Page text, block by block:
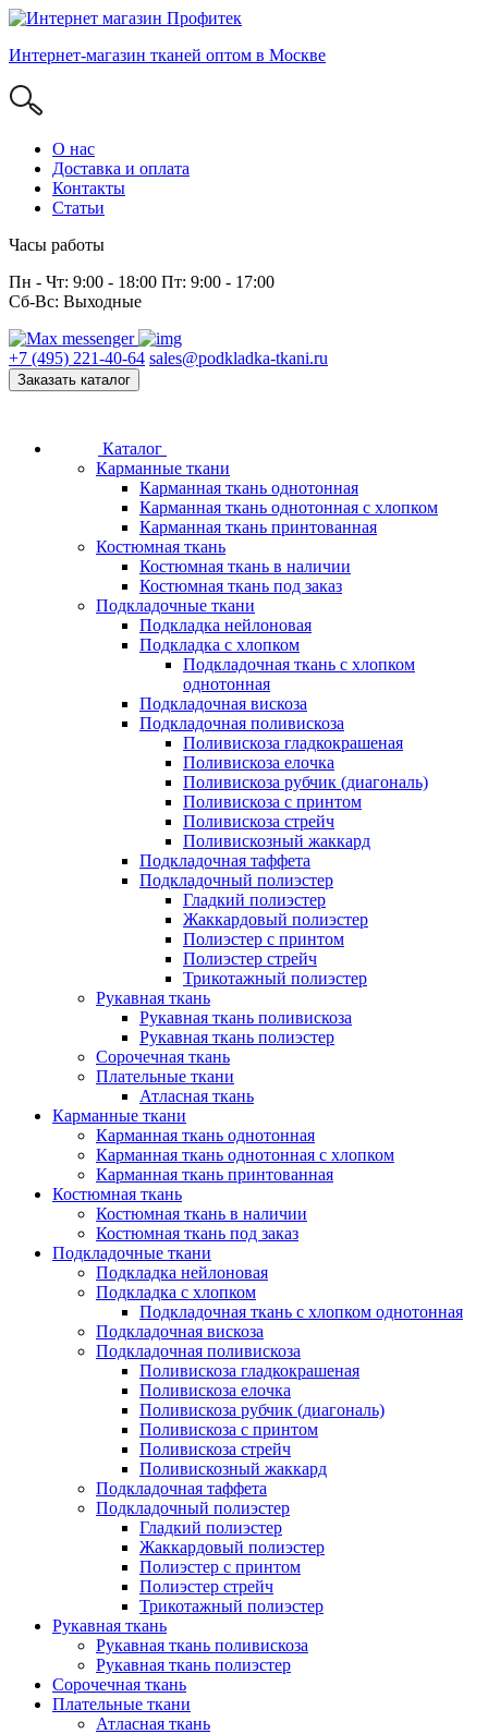
Интернет-магазин тканей оптом в Москве
О нас
Доставка и оплата
Контакты
Статьи
Часы работы
Пн - Чт: 9:00 - 18:00 Пт: 9:00 - 17:00
Сб-Вс: Выходные
+7 (495) 221-40-64 sales@podkladka-tkani.ru
Заказать каталог
Каталог
Карманные ткани
Карманная ткань однотонная
Карманная ткань однотонная с хлопком
Карманная ткань принтованная
Костюмная ткань
Костюмная ткань в наличии
Костюмная ткань под заказ
Подкладочные ткани
Подкладка нейлоновая
Подкладка с хлопком
Подкладочная ткань с хлопком
однотонная
Подкладочная вискоза
Подкладочная поливискоза
Поливискоза гладкокрашеная
Поливискоза елочка
Поливискоза рубчик (диагональ)
Поливискоза с принтом
Поливискоза стрейч
Поливискозный жаккард
Подкладочная таффета
Подкладочный полиэстер
Гладкий полиэстер
Жаккардовый полиэстер
Полиэстер с принтом
Полиэстер стрейч
Трикотажный полиэстер
Рукавная ткань
Рукавная ткань поливискоза
Рукавная ткань полиэстер
Сорочечная ткань
Плательные ткани
Атласная ткань
Карманные ткани
Карманная ткань однотонная
Карманная ткань однотонная с хлопком
Карманная ткань принтованная
Костюмная ткань
Костюмная ткань в наличии
Костюмная ткань под заказ
Подкладочные ткани
Подкладка нейлоновая
Подкладка с хлопком
Подкладочная ткань с хлопком однотонная
Подкладочная вискоза
Подкладочная поливискоза
Поливискоза гладкокрашеная
Поливискоза елочка
Поливискоза рубчик (диагональ)
Поливискоза с принтом
Поливискоза стрейч
Поливискозный жаккард
Подкладочная таффета
Подкладочный полиэстер
Гладкий полиэстер
Жаккардовый полиэстер
Полиэстер с принтом
Полиэстер стрейч
Трикотажный полиэстер
Рукавная ткань
Рукавная ткань поливискоза
Рукавная ткань полиэстер
Сорочечная ткань
Плательные ткани
Атласная ткань